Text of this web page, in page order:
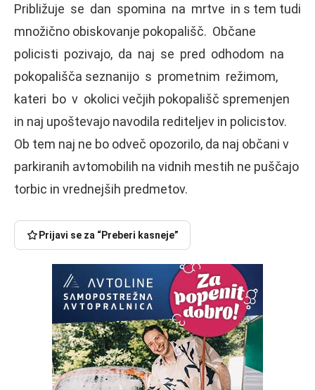
Približuje se dan spomina na mrtve in s tem tudi
množično obiskovanje pokopališč. Občane
policisti pozivajo, da naj se pred odhodom na
pokopališča seznanijo s prometnim režimom,
kateri bo v okolici večjih pokopališč spremenjen
in naj upoštevajo navodila rediteljev in policistov.
Ob tem naj ne bo odveč opozorilo, da naj občani v
parkiranih avtomobilih na vidnih mestih ne puščajo
torbic in vrednejših predmetov.
Prijavi se za “Preberi kasneje”